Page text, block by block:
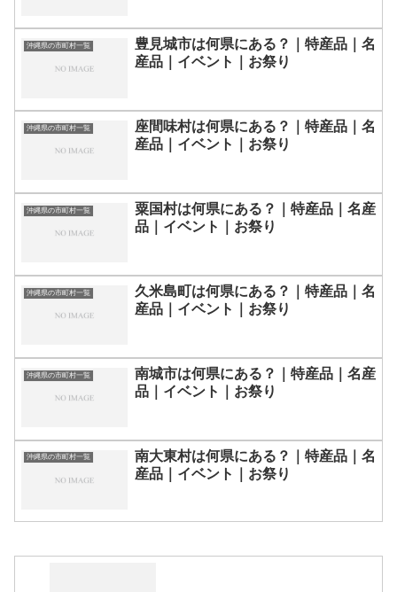
沖縄県の市町村一覧
豊見城市は何県にある？｜特産品｜名
産品｜イベント｜お祭り
沖縄県の市町村一覧
座間味村は何県にある？｜特産品｜名
産品｜イベント｜お祭り
沖縄県の市町村一覧
粟国村は何県にある？｜特産品｜名産
品｜イベント｜お祭り
沖縄県の市町村一覧
久米島町は何県にある？｜特産品｜名
産品｜イベント｜お祭り
沖縄県の市町村一覧
南城市は何県にある？｜特産品｜名産
品｜イベント｜お祭り
沖縄県の市町村一覧
南大東村は何県にある？｜特産品｜名
産品｜イベント｜お祭り